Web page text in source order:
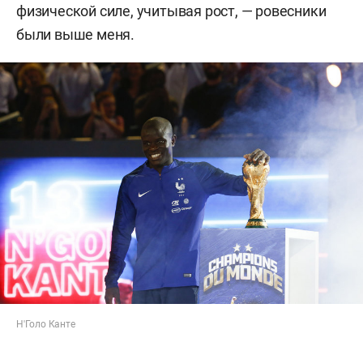
физической силе, учитывая рост, — ровесники
были выше меня.
Н'Голо Канте